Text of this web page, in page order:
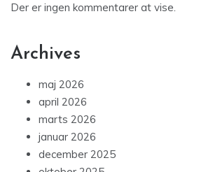
Der er ingen kommentarer at vise.
Archives
maj 2026
april 2026
marts 2026
januar 2026
december 2025